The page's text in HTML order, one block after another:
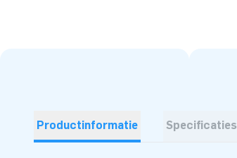
Productinformatie Specificaties